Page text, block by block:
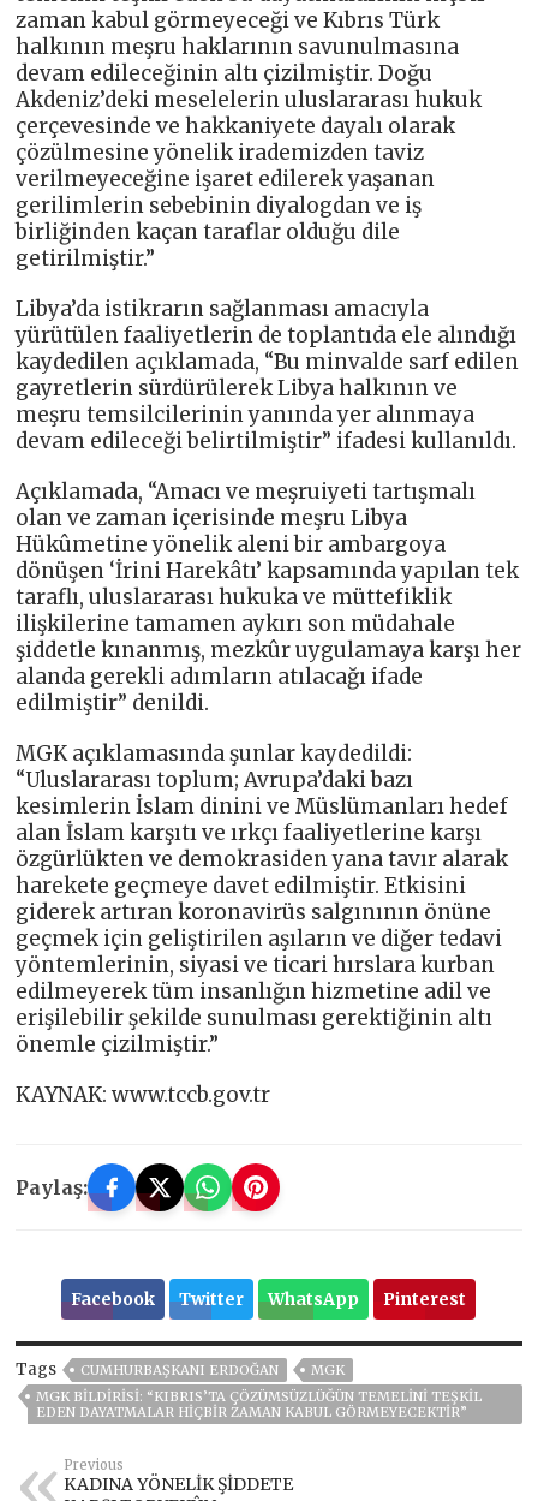
zaman kabul görmeyeceği ve Kıbrıs Türk
halkının meşru haklarının savunulmasına
devam edileceğinin altı çizilmiştir. Doğu
Akdeniz’deki meselelerin uluslararası hukuk
çerçevesinde ve hakkaniyete dayalı olarak
çözülmesine yönelik irademizden taviz
verilmeyeceğine işaret edilerek yaşanan
gerilimlerin sebebinin diyalogdan ve iş
birliğinden kaçan taraflar olduğu dile
getirilmiştir.”
Libya’da istikrarın sağlanması amacıyla
yürütülen faaliyetlerin de toplantıda ele alındığı
kaydedilen açıklamada, “Bu minvalde sarf edilen
gayretlerin sürdürülerek Libya halkının ve
meşru temsilcilerinin yanında yer alınmaya
devam edileceği belirtilmiştir” ifadesi kullanıldı.
Açıklamada, “Amacı ve meşruiyeti tartışmalı
olan ve zaman içerisinde meşru Libya
Hükûmetine yönelik aleni bir ambargoya
dönüşen ‘İrini Harekâtı’ kapsamında yapılan tek
taraflı, uluslararası hukuka ve müttefiklik
ilişkilerine tamamen aykırı son müdahale
şiddetle kınanmış, mezkûr uygulamaya karşı her
alanda gerekli adımların atılacağı ifade
edilmiştir” denildi.
MGK açıklamasında şunlar kaydedildi:
“Uluslararası toplum; Avrupa’daki bazı
kesimlerin İslam dinini ve Müslümanları hedef
alan İslam karşıtı ve ırkçı faaliyetlerine karşı
özgürlükten ve demokrasiden yana tavır alarak
harekete geçmeye davet edilmiştir. Etkisini
giderek artıran koronavirüs salgınının önüne
geçmek için geliştirilen aşıların ve diğer tedavi
yöntemlerinin, siyasi ve ticari hırslara kurban
edilmeyerek tüm insanlığın hizmetine adil ve
erişilebilir şekilde sunulması gerektiğinin altı
önemle çizilmiştir.”
KAYNAK: www.tccb.gov.tr
Paylaş:
Facebook Twitter WhatsApp Pinterest
Tags CUMHURBAŞKANI ERDOĞAN
MGK
MGK BILDIRISI: “KIBRIS’TA ÇÖZÜMSÜZLÜĞÜN TEMELINI TEŞKIL
EDEN DAYATMALAR HIÇBIR ZAMAN KABUL GÖRMEYECEKTIR”
Previous
KADINA YÖNELİK ŞİDDETE